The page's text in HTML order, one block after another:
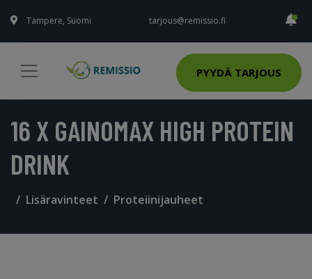
Tampere, Suomi tarjous@remissio.fi
PYYDÄ TARJOUS
16 X GAINOMAX HIGH PROTEIN
DRINK
Lisäravinteet Proteiinijauheet